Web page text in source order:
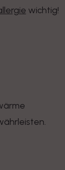
wichtig!